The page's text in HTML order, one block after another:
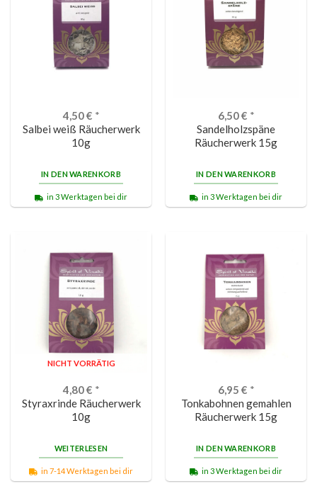
4,50€ *
Salbei weiß Räucherwerk
10g
IN DEN WARENKORB
in 3 Werktagen bei dir
6,50€ *
Sandelholzspäne
Räucherwerk 15g
IN DEN WARENKORB
in 3 Werktagen bei dir
NICHT VORRÄTIG
4,80€ *
Styraxrinde Räucherwerk
10g
WEITERLESEN
in 7-14 Werktagen bei dir
6,95 € *
Tonkabohnen gemahlen
Räucherwerk 15g
IN DEN WARENKORB
in 3 Werktagen bei dir